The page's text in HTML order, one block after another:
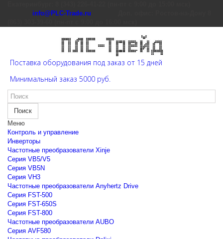
info@PLC-Trade.ru
Поставка оборудования под заказ от 15 дней
Минимальный заказ 5000 руб.
Поиск
Меню
Контроль и управление
Инверторы
Частотные преобразователи Xinje
Cерия VB5/V5
Cерия VB5N
Cерия VH3
Частотные преобразователи Anyhertz Drive
Серия FST-500
Серия FST-650S
Серия FST-800
Частотные преобразователи AUBO
Серия AVF580